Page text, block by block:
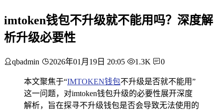
imtoken钱包不升级就不能用吗？深度解
析升级必要性
qbadmin 2026年01月19日 20:05 1.3K 0
本文聚焦于“IMTOKEN钱包不升级是否就不能用”
这一问题，对imtoken钱包升级的必要性展开深度
解析，旨在探寻不升级钱包是否会导致无法使用的